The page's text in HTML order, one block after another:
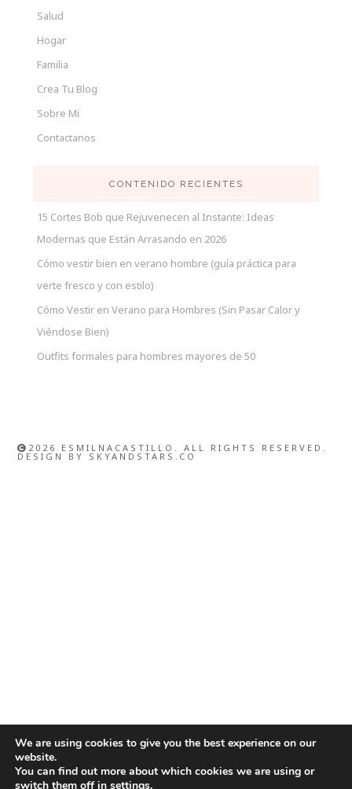
Salud
Hogar
Familia
Crea Tu Blog
Sobre Mi
Contactanos
CONTENIDO RECIENTES
15 Cortes Bob que Rejuvenecen al Instante: Ideas
Modernas que Están Arrasando en 2026
Cómo vestir bien en verano hombre (guía práctica para
verte fresco y con estilo)
Cómo Vestir en Verano para Hombres (Sin Pasar Calor y
Viéndose Bien)
Outfits formales para hombres mayores de 50
2026 ESMILNACASTILLO. ALL RIGHTS RESERVED.
DESIGN BY SKYANDSTARS.CO
We are using cookies to give you the best experience on our
website.
You can find out more about which cookies we are using or
switch them off in settings.